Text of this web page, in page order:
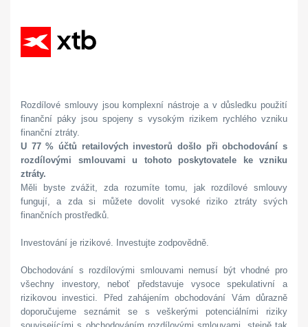
Rozdílové smlouvy jsou komplexní nástroje a v důsledku použití
finanční páky jsou spojeny s vysokým rizikem rychlého vzniku
finanční ztráty.
U 77 % účtů retailových investorů došlo při obchodování s
rozdílovými smlouvami u tohoto poskytovatele ke vzniku
ztráty.
Měli byste zvážit, zda rozumíte tomu, jak rozdílové smlouvy
fungují, a zda si můžete dovolit vysoké riziko ztráty svých
finančních prostředků.
Investování je rizikové. Investujte zodpovědně.
Obchodování s rozdílovými smlouvami nemusí být vhodné pro
všechny investory, neboť představuje vysoce spekulativní a
rizikovou investici. Před zahájením obchodování Vám důrazně
doporučujeme seznámit se s veškerými potenciálními riziky